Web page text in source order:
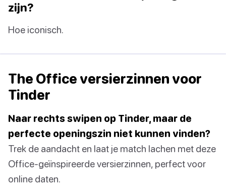
zijn?
Hoe iconisch.
The Office versierzinnen voor
Tinder
Naar rechts swipen op Tinder, maar de
perfecte openingszin niet kunnen vinden?
Trek de aandacht en laat je match lachen met deze
Office-geïnspireerde versierzinnen, perfect voor
online daten.